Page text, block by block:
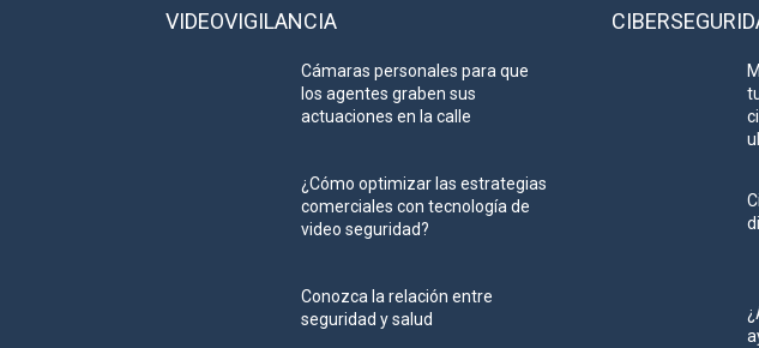
VIDEOVIGILANCIA
Cámaras personales para que
los agentes graben sus
actuaciones en la calle
¿Cómo optimizar las estrategias
comerciales con tecnología de
video seguridad?
Conozca la relación entre
seguridad y salud